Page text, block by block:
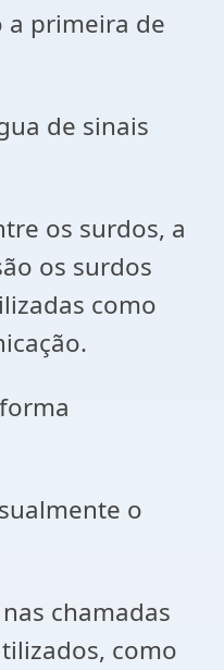
a primeira de
de sinais
os surdos, a
os surdos
como
o
chamadas
como